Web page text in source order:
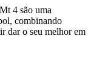
4 são uma
combinando
dar o seu melhor em